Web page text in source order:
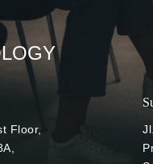
diomain Google
di laporan transformasi
fitur update
saja. Ini dapat dilakukan
2021 mendatang.
for Educational Photo:
memperkenalkan
Akses yang cepat
Floor,